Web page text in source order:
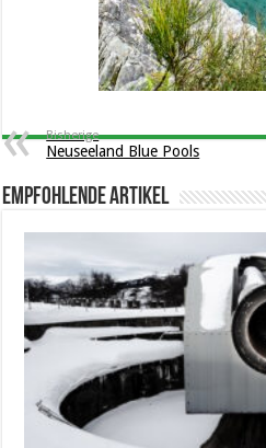
Bisherige
Neuseeland Blue Pools
Empfohlende Artikel